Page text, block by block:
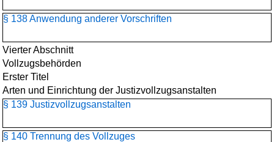
§ 138 Anwendung anderer Vorschriften
Vierter Abschnitt
Vollzugsbehörden
Erster Titel
Arten und Einrichtung der Justizvollzugsanstalten
§ 139 Justizvollzugsanstalten
§ 140 Trennung des Vollzuges